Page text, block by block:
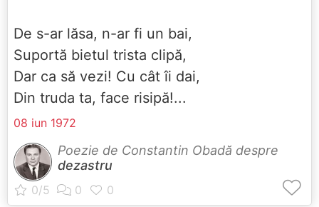
De s-ar lăsa, n-ar fi un bai,
Suportă bietul trista clipă,
Dar ca să vezi! Cu cât îi dai,
Din truda ta, face risipă!...
08 iun 1972
Poezie de Constantin Obadă despre
dezastru